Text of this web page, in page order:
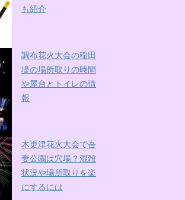
も紹介
調布花火大会の稲田
堤の場所取りの時間
や屋台とトイレの情
報
木更津花火大会で吾
妻公園は穴場？混雑
状況や場所取りを楽
にするには